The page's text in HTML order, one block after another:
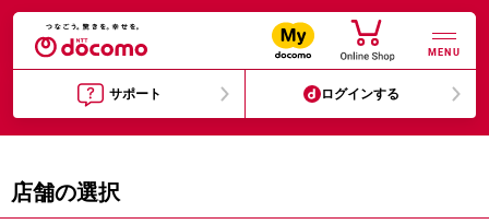
MENU
サポート ログインする
店舗の選択